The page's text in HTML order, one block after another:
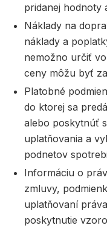
pridanej hodnoty
Náklady na
náklady a
nemožno určiť
ceny môžu byť
Platobné
do ktorej sa
alebo poskytnúť
uplatňovania a
podnetov
Informáciu o
zmluvy,
uplatňovaní
poskytnutie